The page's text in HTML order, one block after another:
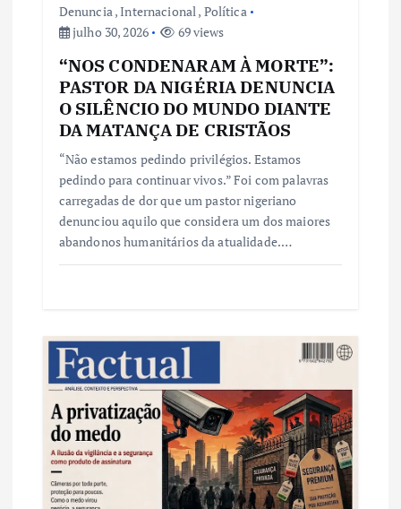
Denuncia ,Internacional , Política
julho 30, 2026
69 views
“NOS CONDENARAM À MORTE”:
PASTOR DA NIGÉRIA DENUNCIA
O SILÊNCIO DO MUNDO DIANTE
DA MATANÇA DE CRISTÃOS
“Não estamos pedindo privilégios. Estamos
pedindo para continuar vivos.” Foi com palavras
carregadas de dor que um pastor nigeriano
denunciou aquilo que considera um dos maiores
abandonos humanitários da atualidade.…